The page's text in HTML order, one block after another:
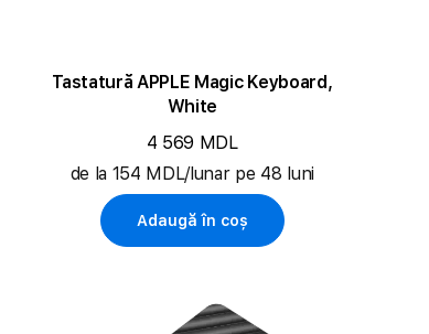
Tastatură APPLE Magic Keyboard,
White
4 569 MDL
de la 154 MDL/lunar pe 48 luni
Adaugă în coș